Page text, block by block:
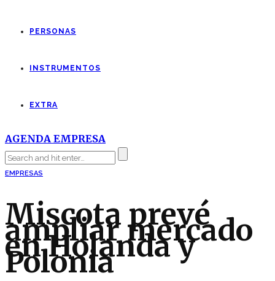
PERSONAS
INSTRUMENTOS
EXTRA
AGENDA EMPRESA
EMPRESAS
Miscota prevé
ampliar mercado
en Holanda y
Polonia